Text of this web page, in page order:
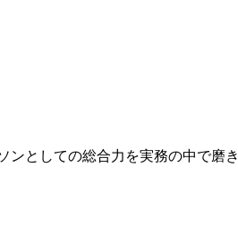
ンとしての総合力を実務の中で磨き